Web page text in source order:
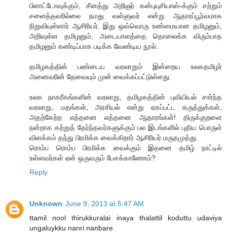
பிளாட்டோவுக்கும், சீனத்து அறிஞர் கன்புயுசியாஸ்-க்கும் சற்றும்
சளைத்தவரில்லை நமது வள்ளுவர் என்று ஆதாரப்பூர்வமாக
நிறுவியுள்ளார் ஆசிரியர். இது ஒவ்வொரு உண்மையான தமிழனும்,
அறிவுள்ள தமிழனும், அடையாளத்தை தொலைக்க விரும்பாத
தமிழனும் கண்டிப்பாக படிக்க வேண்டிய நூல்.
தமிழகத்தின் பண்டைய வரலாறும் இன்றைய உலகதமிழர்
அனைவரின் தேவையும் முன் வைக்கப்பட்டுள்ளது.
உலக நாகரீகங்களின் வரலாறு, தமிழகத்தின் புவியியல் சார்ந்த
வரலாறு, மதங்கள், அரசியல் என்று ஏகப்பட்ட கருத்துக்கள்,
அதற்கேற்ற எத்தனை எத்தனை ஆதாரங்கள்! திருக்குறளை
நன்றாக கற்றுத் தேர்ந்தவர்களுக்கும் பல இடங்களில் புதிய பொருள்
விளக்கம் தந்து பிரமிக்க வைக்கிறார் ஆசிரியர் மருதமுத்து.
ரொம்ப ரொம்ப பிரமிக்க வைக்கும் இதனை தமிழ் நாட்டில்
உள்ளவர்கள் ஏன் ஒருவரும் பேசக்காணோம்?
Reply
Unknown June 9, 2013 at 5:47 AM
ttamil nool thirukkuralai inaya thalattil koduttu udaviya
ungaluykku nanri nanbare